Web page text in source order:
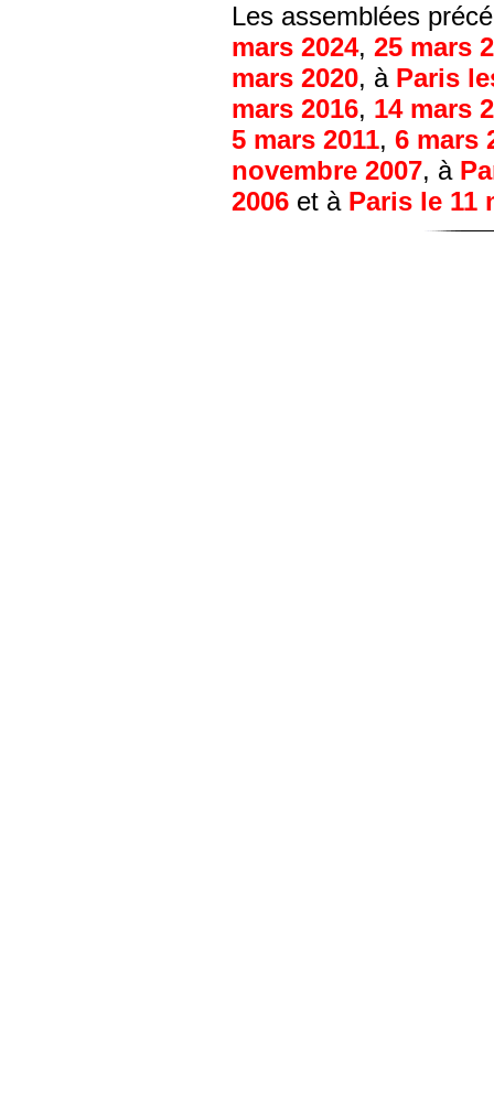
Les assemblées
mars 2024, 25 mars
mars 2020, à Paris
mars 2016, 14 mars
5 mars 2011, 6 mars
novembre 2007, à
2006 et à Paris le 11